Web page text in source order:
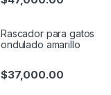
Rascador para gatos
ondulado amarillo
$37,000.00